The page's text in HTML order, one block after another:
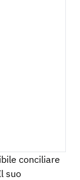
conciliare
suo